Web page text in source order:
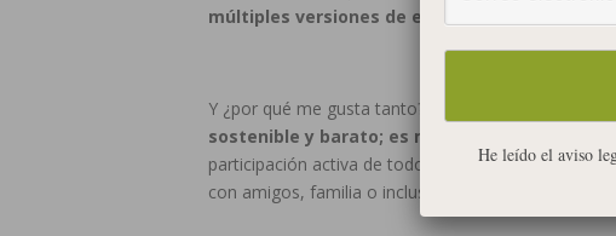
múltiples versiones de este juego
Y ¿por qué me gusta tanto? Por mil razones. No
sostenible y barato; es mil veces más
participación activa de todos los jugadores; y
con amigos, familia o incluso compañeros de
He leído el aviso